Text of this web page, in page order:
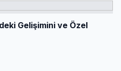
Gelişimini ve Özel